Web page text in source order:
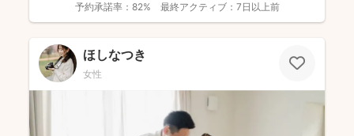
予約承諾率： 82% 最終アクティブ： 7日以上前
ほしなつき
女性